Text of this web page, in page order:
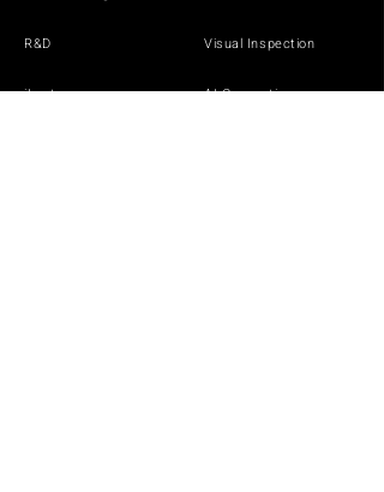
R&D
iLect
Visual Inspection
AI Generation